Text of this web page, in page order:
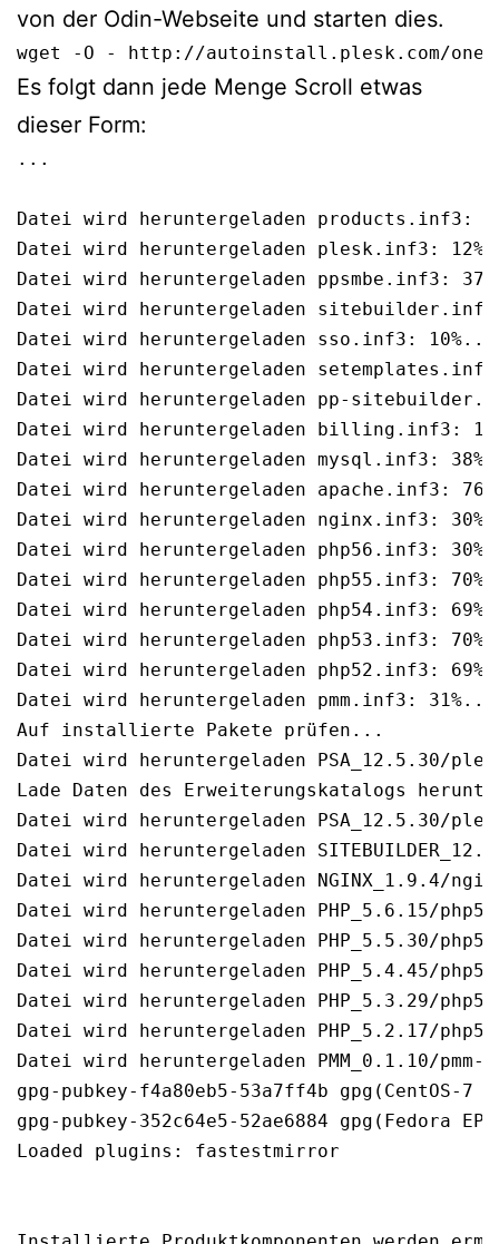
von der Odin-Webseite und starten dies.
wget -O - http://autoinstall.plesk.com/
Es folgt dann jede Menge Scroll etwas
dieser Form:
...
Datei wird heruntergeladen products.inf3:
Datei wird heruntergeladen plesk.inf3:
Datei wird heruntergeladen ppsmbe.inf3:
Datei wird heruntergeladen
Datei wird heruntergeladen sso.inf3:
Datei wird heruntergeladen
Datei wird heruntergeladen pp-
Datei wird heruntergeladen billing.inf3:
Datei wird heruntergeladen mysql.inf3:
Datei wird heruntergeladen apache.inf3:
Datei wird heruntergeladen nginx.inf3:
Datei wird heruntergeladen php56.inf3:
Datei wird heruntergeladen php55.inf3:
Datei wird heruntergeladen php54.inf3:
Datei wird heruntergeladen php53.inf3:
Datei wird heruntergeladen php52.inf3:
Datei wird heruntergeladen pmm.inf3:
Auf installierte Pakete prüfen...
Datei wird heruntergeladen PSA_12.5.30/
Lade Daten des Erweiterungskatalogs
Datei wird heruntergeladen PSA_12.5.30/
Datei wird heruntergeladen
Datei wird heruntergeladen NGINX_1.9.4/
Datei wird heruntergeladen PHP_5.6.15/
Datei wird heruntergeladen PHP_5.5.30/
Datei wird heruntergeladen PHP_5.4.45/
Datei wird heruntergeladen PHP_5.3.29/
Datei wird heruntergeladen PHP_5.2.17/
Datei wird heruntergeladen PMM_0.1.10/
gpg-pubkey-f4a80eb5-53a7ff4b
gpg-pubkey-352c64e5-52ae6884 gpg(Fedora
Loaded plugins: fastestmirror